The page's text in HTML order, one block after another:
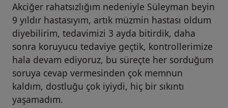
Akciğer rahatsızlığım nedeniyle Süleyman beyin
9 yıldır hastasıyım, artık müzmin hastası oldum
diyebilirim, tedavimizi 3 ayda bitirdik, daha
sonra koruyucu tedaviye geçtik, kontrollerimize
hala devam ediyoruz, bu süreçte her sorduğum
soruya cevap vermesinden çok memnun
kaldım, dostluğu çok iyiydi, hiç bir sıkıntı
yaşamadım.